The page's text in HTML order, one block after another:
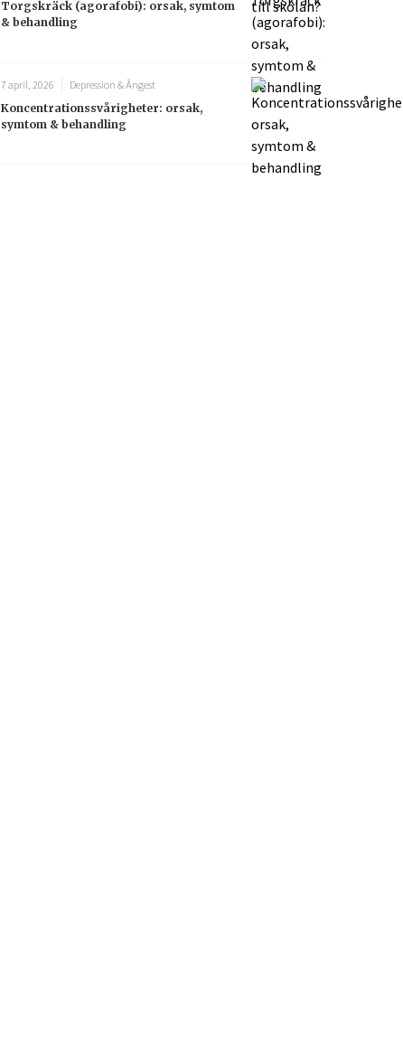
Torgskräck (agorafobi): orsak, symtom
& behandling
7 april, 2026
Depression & Ångest
Koncentrationssvårigheter: orsak,
symtom & behandling